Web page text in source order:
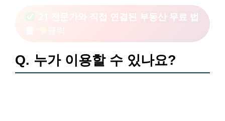
21 전문가와 직접 연결된 부동산 무료 법
Q. 누가 이용할 수 있나요?